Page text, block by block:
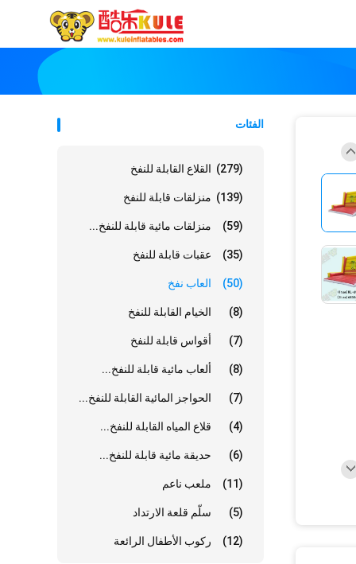
الفئات
القلاع القابلة للنفخ (279)
منزلقات قابلة للنفخ (139)
منزلقات مائية قابلة للنفخ... (59)
عقبات قابلة للنفخ (35)
العاب نفخ (50)
الخيام القابلة للنفخ (8)
أقواس قابلة للنفخ (7)
ألعاب مائية قابلة للنفخ... (8)
الحواجز المائية القابلة للنفخ... (7)
قلاع المياه القابلة للنفخ... (4)
حديقة مائية قابلة للنفخ... (6)
ملعب ناعم (11)
سلّم قلعة الارتداد (5)
ركوب الأطفال الرائعة (12)